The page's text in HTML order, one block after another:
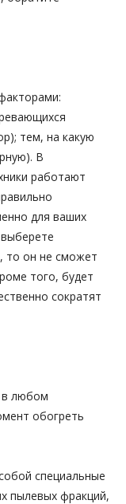
тем, на какую
В
работают
для ваших
то он не сможет
того, будет
сократят
в любом
обогреть
специальные
пылевых фракций,